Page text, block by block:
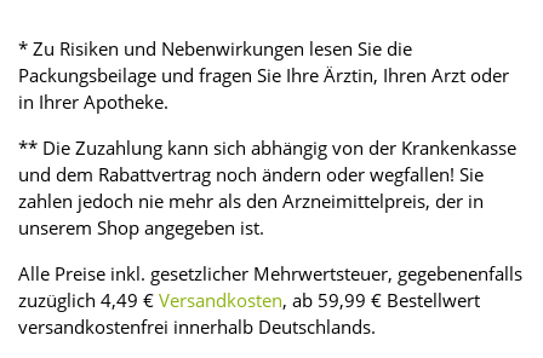
* Zu Risiken und Nebenwirkungen lesen Sie die
Packungsbeilage und fragen Sie Ihre Ärztin, Ihren Arzt oder
in Ihrer Apotheke.
** Die Zuzahlung kann sich abhängig von der Krankenkasse
und dem Rabattvertrag noch ändern oder wegfallen! Sie
zahlen jedoch nie mehr als den Arzneimittelpreis, der in
unserem Shop angegeben ist.
Alle Preise inkl. gesetzlicher Mehrwertsteuer, gegebenenfalls
zuzüglich 4,49 € Versandkosten, ab 59,99 € Bestellwert
versandkostenfrei innerhalb Deutschlands.